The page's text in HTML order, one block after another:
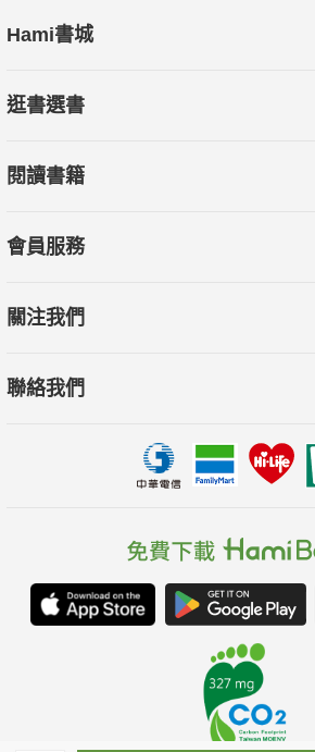
Hami書城
逛書選書
閱讀書籍
會員服務
關注我們
聯絡我們